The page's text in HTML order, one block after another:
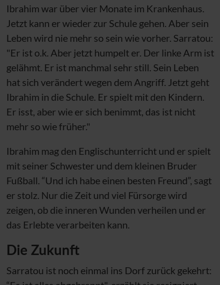
Ibrahim war über vier Monate im Krankenhaus.
Jetzt kann er wieder zur Schule gehen. Aber sein
Leben wird nie mehr so sein wie vorher. Sarratou:
"Er ist o.k. Aber jetzt humpelt er. Der linke Arm ist
gelähmt. Er ist manchmal sehr still. Sein Leben
hat sich verändert wegen dem Angriff. Jetzt geht
Ibrahim in die Schule. Er spielt mit den Kindern.
Er isst, aber wie er sich benimmt, das ist nicht
mehr so wie früher."
Ibrahim mag den Englischunterricht und er spielt
mit seiner Schwester und dem kleinen Bruder
Fußball. “Und ich habe einen besten Freund”, sagt
er stolz. Nur die Zeit und viel Fürsorge wird
zeigen, ob die inneren Wunden verheilen und er
das Erlebte verarbeiten kann.
Die Zukunft
Sarratou ist noch einmal ins Dorf zurück gekehrt: